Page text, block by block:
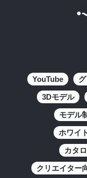
YouTube
3Dモデル
モデル
ホワイ
カタ
クリエイター